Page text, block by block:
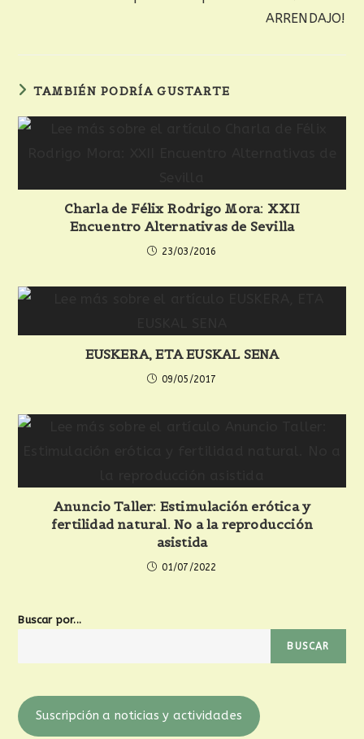
ARRENDAJO!
TAMBIÉN PODRÍA GUSTARTE
Charla de Félix Rodrigo Mora: XXII
Encuentro Alternativas de Sevilla
23/03/2016
EUSKERA, ETA EUSKAL SENA
09/05/2017
Anuncio Taller: Estimulación erótica y
fertilidad natural. No a la reproducción
asistida
01/07/2022
Buscar por...
BUSCAR
Suscripción a noticias y actividades